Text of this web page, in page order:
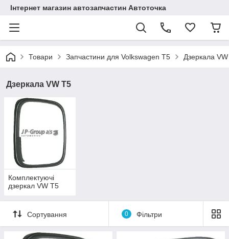
Інтернет магазин автозапчастин Автоточка
Товари Запчастини для Volkswagen T5 Дзеркала
Дзеркала VW T5
Комплектуючі
дзеркал VW T5
Сортування 0 Фільтри